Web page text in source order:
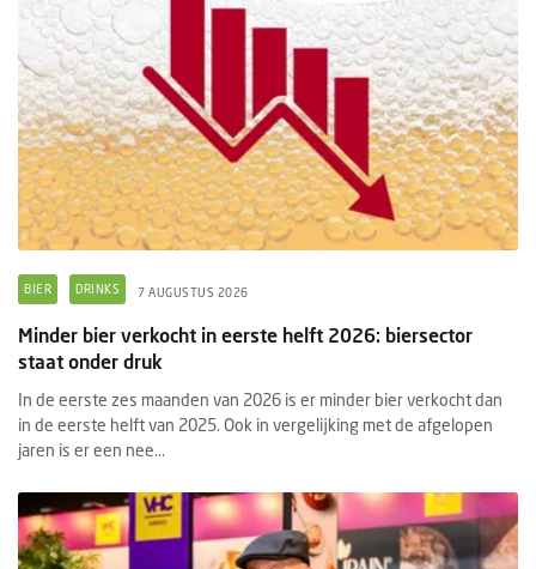
BIER DRINKS 7 AUGUSTUS 2026
Minder bier verkocht in eerste helft 2026: biersector
staat onder druk
In de eerste zes maanden van 2026 is er minder bier verkocht dan
in de eerste helft van 2025. Ook in vergelijking met de afgelopen
jaren is er een nee...